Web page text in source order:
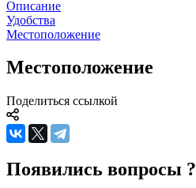
Описание
Удобства
Местоположение
Местоположение
Поделиться ссылкой
Появились вопросы ?